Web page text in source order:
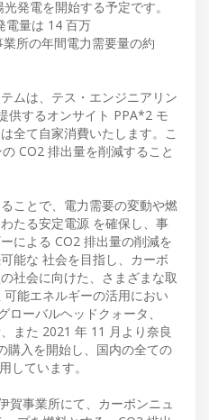
発電を開始する予定です。
電量は 14 百万
所の年間電力需要量の約
ムは、テス・エンジニアリン
供するオンサイト PPA*2 モ
全て自家消費いたします。こ
CO2 排出量を削減すること
ことで、電力需要の変動や燃
たる安定電源 を確保し、事
による CO2 排出量の削減を
能な 社会を目指し、カーボ
社会に向けた、さまざまな取
能エネルギーの活用におい
ーバルヘッドクォータ、
また 2021 年 11 月より奈良
購入を開始し、国内の全ての
しています。
賀事業所にて、カーボンニュ